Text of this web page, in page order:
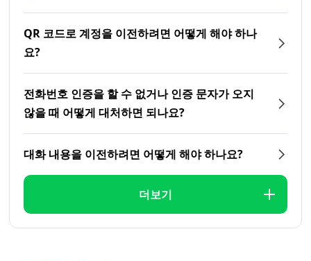
QR 코드로 계정을 이전하려면 어떻게 해야 하나
요?
전화번호 인증을 할 수 없거나 인증 문자가 오지
않을 때 어떻게 대처하면 되나요?
대화 내용을 이전하려면 어떻게 해야 하나요?
더보기